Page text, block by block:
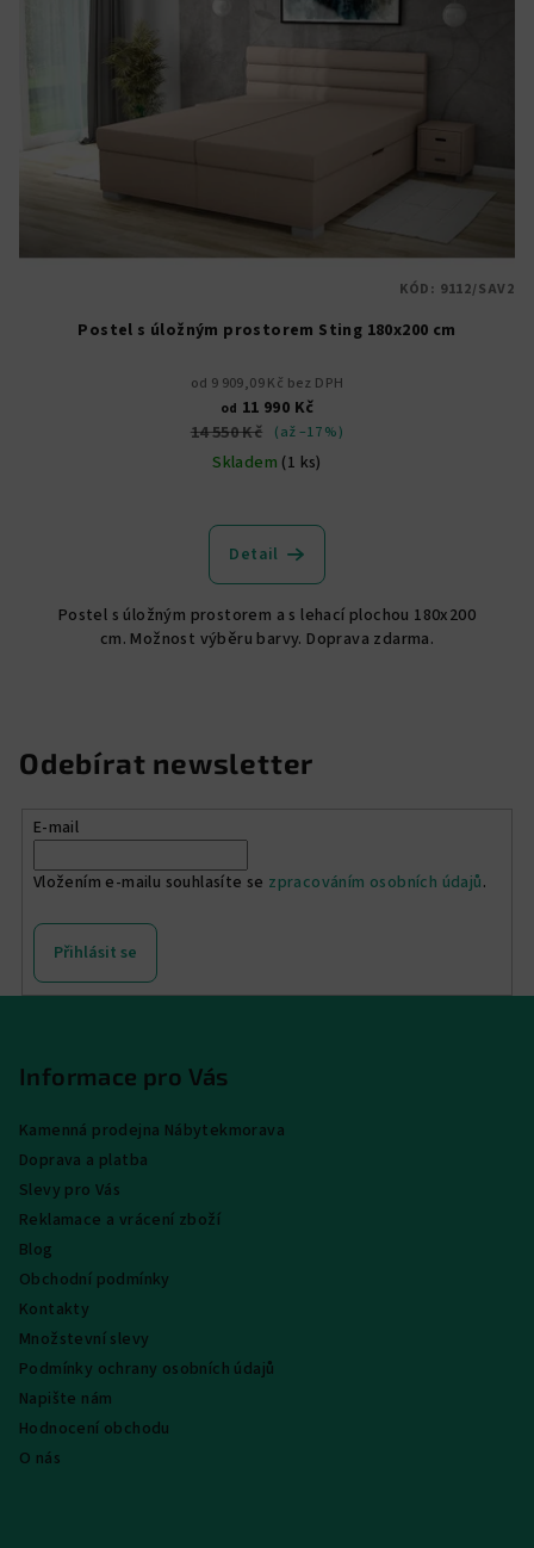
Postel s úložným prostorem Sting 180x200 cm
od 9 909,09 Kč bez DPH
od 11 990 Kč
14 550 Kč
(až –17 %)
Skladem (1 ks)
Detail
Postel s úložným prostorem a s lehací plochou 180x200
cm. Možnost výběru barvy. Doprava zdarma.
KÓD: 9112/SAV2
Odebírat newsletter
E-mail
Vložením e-mailu souhlasíte se zpracováním osobních údajů.
Přihlásit se
Informace pro Vás
Kamenná prodejna Nábytekmorava
Doprava a platba
Slevy pro Vás
Reklamace a vrácení zboží
Blog
Obchodní podmínky
Kontakty
Množstevní slevy
Podmínky ochrany osobních údajů
Napište nám
Hodnocení obchodu
O nás